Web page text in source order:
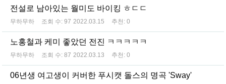
전설로 남아있는 월미도 바이킹 ㅎㄷㄷ
무하무하 조회 수: 97 2022.03.15 추천: 0
노홍철과 케미 좋았던 전진 ㅋㅋㅋㅋㅋ
무하무하 조회 수: 87 2022.03.13 추천: 0
06년생 여고생이 커버한 푸시캣 돌스의 명곡 'Sway'